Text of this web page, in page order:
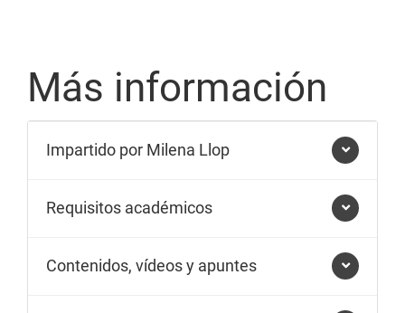
Más información
Impartido por Milena Llop
Requisitos académicos
Contenidos, vídeos y apuntes